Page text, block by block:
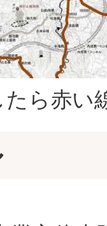
ら赤い